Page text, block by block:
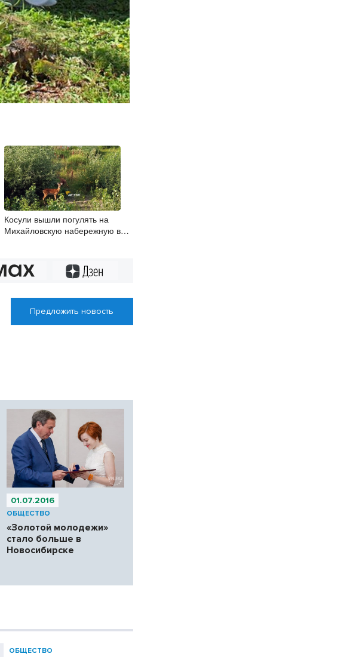
Косули вышли погулять на
Михайловскую набережную в
Предложить новость
01.07.2016
ОБЩЕСТВО
«Золотой молодежи»
стало больше в
Новосибирске
ОБЩЕСТВО